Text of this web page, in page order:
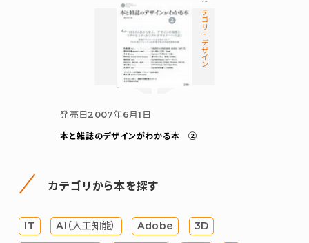
カテゴリ-デザイン
発売日 2007年6月1日
本と雑誌のデザインがわかる本 ②
カテゴリから本を探す
IT AI（人工知能） Adobe 3D